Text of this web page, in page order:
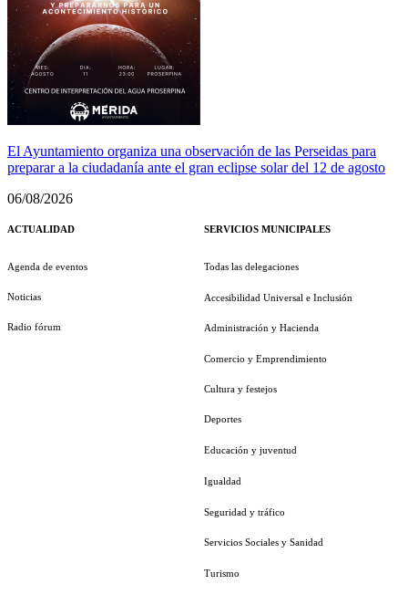
El Ayuntamiento organiza una observación de las Perseidas para
preparar a la ciudadanía ante el gran eclipse solar del 12 de agosto
06/08/2026
ACTUALIDAD
Agenda de eventos
Noticias
Radio fórum
SERVICIOS MUNICIPALES
Todas las delegaciones
Accesibilidad Universal e Inclusión
Administración y Hacienda
Comercio y Emprendimiento
Cultura y festejos
Deportes
Educación y juventud
Igualdad
Seguridad y tráfico
Servicios Sociales y Sanidad
Turismo